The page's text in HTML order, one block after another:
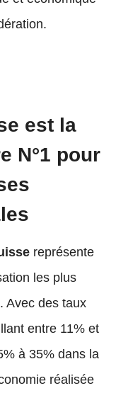
est la
N°1 pour
représente
les plus
Avec des taux
entre 11% et
à 35% dans la
réalisée